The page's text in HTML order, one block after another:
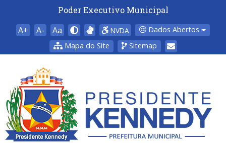
Poder Executivo Municipal
A+ A- Aa NVDA
Dados Abertos
Mapa do Site
Sitemap